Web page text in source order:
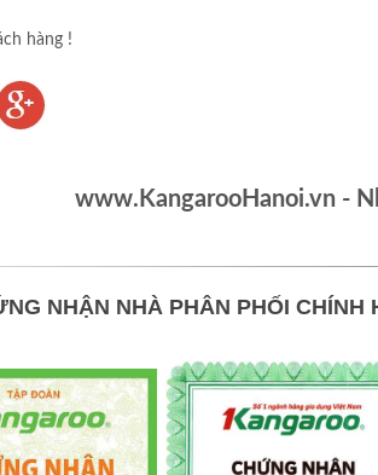
hàng !
www.KangarooHanoi.vn -
NHẬN NHÀ PHÂN PHỐI CHÍNH